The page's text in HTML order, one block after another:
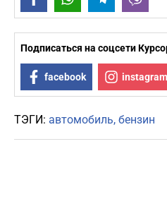
Подписаться на соцсети
facebook instagram
ТЭГИ: автомобиль бензин